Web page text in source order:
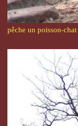
pêche un poisson-chat